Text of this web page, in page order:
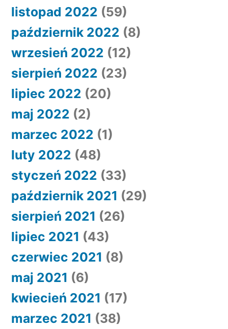
listopad 2022 (59)
październik 2022 (8)
wrzesień 2022 (12)
sierpień 2022 (23)
lipiec 2022 (20)
maj 2022 (2)
marzec 2022 (1)
luty 2022 (48)
styczeń 2022 (33)
październik 2021 (29)
sierpień 2021 (26)
lipiec 2021 (43)
czerwiec 2021 (8)
maj 2021 (6)
kwiecień 2021 (17)
marzec 2021 (38)